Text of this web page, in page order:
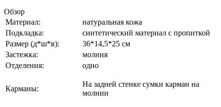
Обзор
Материал:
натуральная кожа
Подкладка:
синтетический материал с пропиткой
Размер (д*ш*в):
36*14,5*25 см
Застежка:
молния
Отделения:
одно
Карманы:
На задней стенке сумки карман на
молнии